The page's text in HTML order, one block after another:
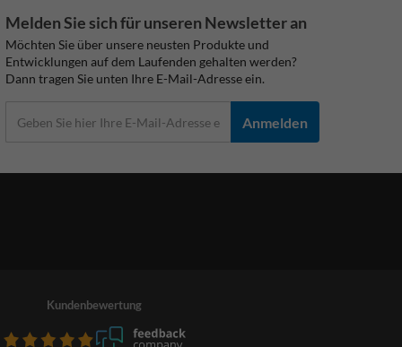
Melden Sie sich für unseren Newsletter an
Möchten Sie über unsere neusten Produkte und
Entwicklungen auf dem Laufenden gehalten werden?
Dann tragen Sie unten Ihre E-Mail-Adresse ein.
Anmelden
Kundenbewertung